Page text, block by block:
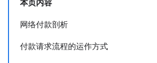
本页内容
网络付款剖析
付款请求流程的运作方式